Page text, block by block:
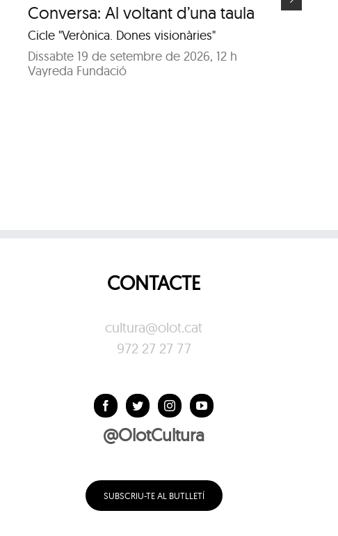
Conversa: Al voltant d’una taula
Cicle "Verònica. Dones visionàries"
Dissabte 19 de setembre de 2026, 12 h
Vayreda Fundació
CONTACTE
cultura@olot.cat
972 27 27 77
@OlotCultura
SUBSCRIU-TE AL BUTLLETÍ